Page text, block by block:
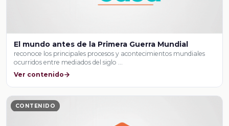
El mundo antes de la Primera Guerra Mundial
reconoce los principales procesos y acontecimientos mundiales
ocurridos entre mediados del siglo …
Ver contenido
CONTENIDO